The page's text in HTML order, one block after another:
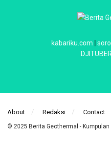
kabariku.com
About Redaksi Contact
© 2025 Berita Geothermal -